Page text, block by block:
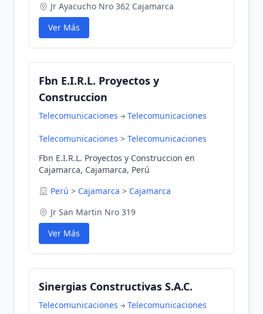
Jr Ayacucho Nro 362 Cajamarca
Ver Más
Fbn E.I.R.L. Proyectos y
Construccion
Telecomunicaciones Telecomunicaciones
Telecomunicaciones > Telecomunicaciones
Fbn E.I.R.L. Proyectos y Construccion en
Cajamarca, Cajamarca, Perú
Perú > Cajamarca > Cajamarca
Jr San Martin Nro 319
Ver Más
Sinergias Constructivas S.A.C.
Telecomunicaciones Telecomunicaciones